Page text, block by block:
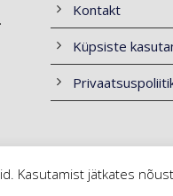
Kontakt
Küpsiste
Kasutamist jätkates